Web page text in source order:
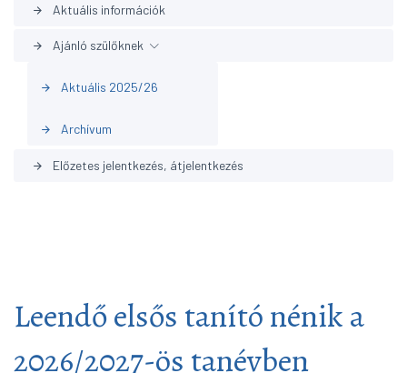
arrow_forward Aktuális információk
arrow_forward Ajánló szülőknek
arrow_forward Aktuális 2025/26
arrow_forward Archívum
arrow_forward Előzetes jelentkezés, átjelentkezés
Leendő elsős tanító nénik a
2026/2027-ös tanévben